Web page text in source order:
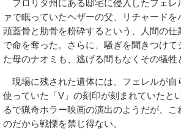
フロリダ州にある邸宅に侵入したフェレ
ァで眠っていたヘザーの父、リチャードを
頭蓋骨と肋骨を粉砕するという、人間の仕
で命を奪った。さらに、騒ぎを聞きつけて
た母のナオミも、逃げる間もなくその犠牲
現場に残された遺体には、フェレルが自
使っていた「V」の刻印が刻まれていたと
るで猟奇ホラー映画の演出のようだが、こ
のだから戦慄を禁じ得ない。